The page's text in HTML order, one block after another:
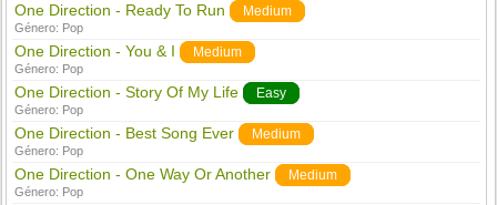
One Direction - Ready To Run Medium
Género: Pop
One Direction - You & I Medium
Género: Pop
One Direction - Story Of My Life Easy
Género: Pop
One Direction - Best Song Ever Medium
Género: Pop
One Direction - One Way Or Another Medium
Género: Pop